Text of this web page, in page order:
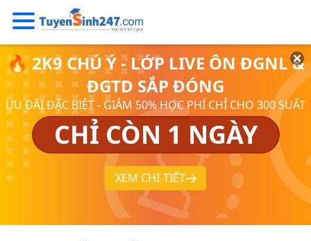
🔥 2K9 CHÚ Ý - LỚP LIVE ÔN ĐGNL &
ĐGTD SẮP ĐÓNG
ƯU ĐÃI ĐẶC BIỆT - GIẢM 50% HỌC PHÍ CHỈ CHO 300 SUẤT
CHỈ CÒN 1 NGÀY
XEM CHI TIẾT